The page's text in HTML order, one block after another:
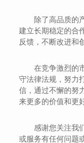
除了高品质的
建立长期稳定的合
反馈，不断改进和
在竞争激烈的
守法律法规，努力
信，通过不懈的努
来更多的价值和更
感谢您关注我
或服务有任何问题